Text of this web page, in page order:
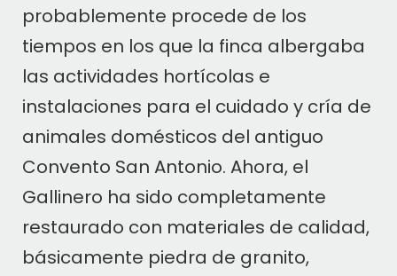
probablemente procede de los
tiempos en los que la finca albergaba
las actividades hortícolas e
instalaciones para el cuidado y cría de
animales domésticos del antiguo
Convento San Antonio. Ahora, el
Gallinero ha sido completamente
restaurado con materiales de calidad,
básicamente piedra de granito,